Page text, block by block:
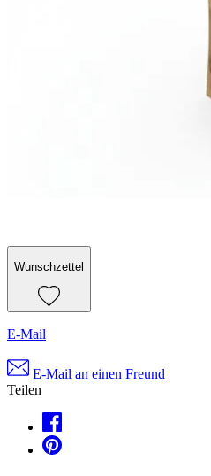
Wunschzettel
E-Mail
E-Mail an einen Freund
Teilen